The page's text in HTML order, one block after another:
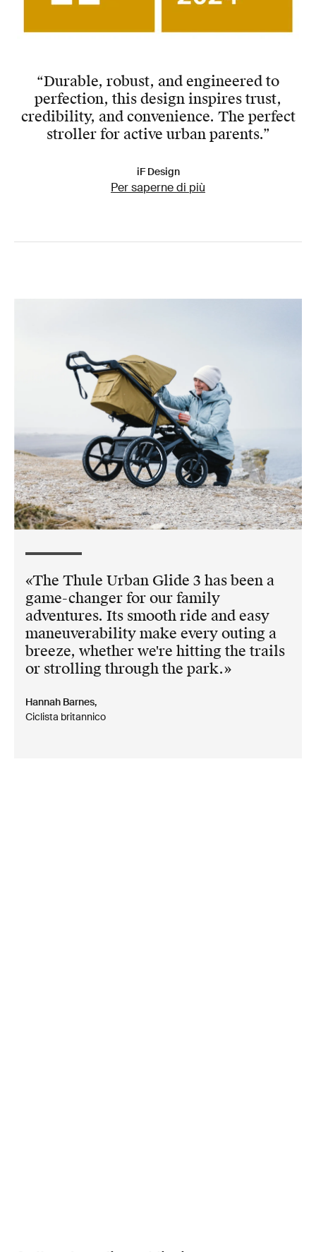
“Durable, robust, and engineered to
perfection, this design inspires trust,
credibility, and convenience. The perfect
stroller for active urban parents.”
iF Design
Per saperne di più
The Thule Urban Glide 3 has been a
game-changer for our family
adventures. Its smooth ride and easy
maneuverability make every outing a
breeze, whether we're hitting the trails
or strolling through the park.
Hannah Barnes,
Ciclista britannico